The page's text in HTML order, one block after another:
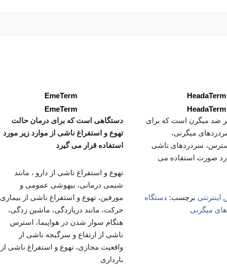
HeadaTerm
HeadaTerm
ضد میگرن است که برای
میگرنی،
سردردهای ناشی
درد صورت استفاده می
برچسب: دستگاه
میگرنی
EmeTerm
EmeTerm
دستگاهی است که برای درمان حالت
تهوع و استفراغ ناشی از موارد زیر مورد
استفاده قرار می گیرد
تهوع و استفراغ ناشی از دارو ، مانند
شیمی درمانی، بیهوشی عمومی و
مورفین، تهوع و استفراغ ناشی از بیماری
حرکت، مانند دریازدگی، ماشین زدگی،
هنگام سوار شدن در هواپیما، استرس
ناشی از ارتفاع و سرگیجه ناشی از
واقعیت مجازی، تهوع و استفراغ ناشی از
بارداری